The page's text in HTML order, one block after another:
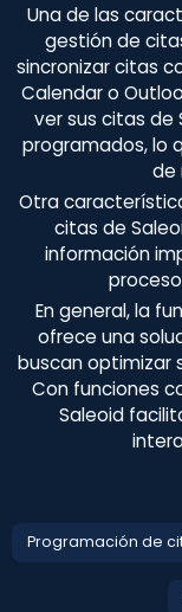
Una de las
gestión de
sincronizar citas
Calendar o
ver sus citas de
programados, lo
de
Otra
citas de
información
En general, la
ofrece una
buscan optimizar
Con funciones
Saleoid
Programación de